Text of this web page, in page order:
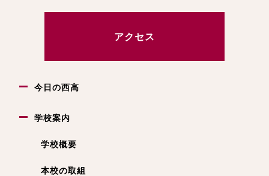
アクセス
今日の西高
学校案内
学校概要
本校の取組